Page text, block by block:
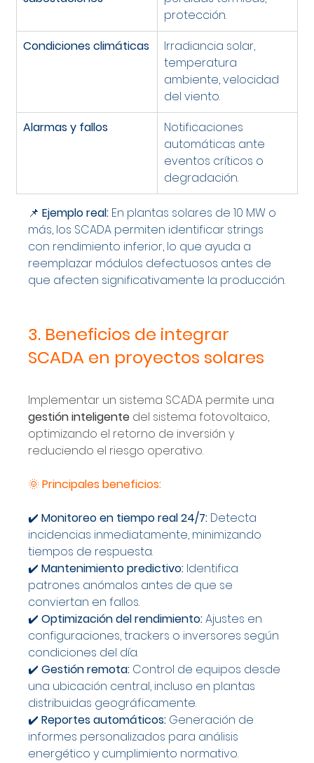
protección.
Condiciones climáticas
Irradiancia solar,
temperatura
ambiente, velocidad
del viento.
Alarmas y fallos
Notificaciones
automáticas ante
eventos críticos o
degradación.
📌 Ejemplo real: En plantas solares de 10 MW o
más, los SCADA permiten identificar strings
con rendimiento inferior, lo que ayuda a
reemplazar módulos defectuosos antes de
que afecten significativamente la producción.
3. Beneficios de integrar
SCADA en proyectos solares
Implementar un sistema SCADA permite una
gestión inteligente del sistema fotovoltaico,
optimizando el retorno de inversión y
reduciendo el riesgo operativo.
🌞 Principales beneficios:
✔️ Monitoreo en tiempo real 24/7: Detecta
incidencias inmediatamente, minimizando
tiempos de respuesta.
✔️ Mantenimiento predictivo: Identifica
patrones anómalos antes de que se
conviertan en fallos.
✔️ Optimización del rendimiento: Ajustes en
configuraciones, trackers o inversores según
condiciones del día.
✔️ Gestión remota: Control de equipos desde
una ubicación central, incluso en plantas
distribuidas geográficamente.
✔️ Reportes automáticos: Generación de
informes personalizados para análisis
energético y cumplimiento normativo.